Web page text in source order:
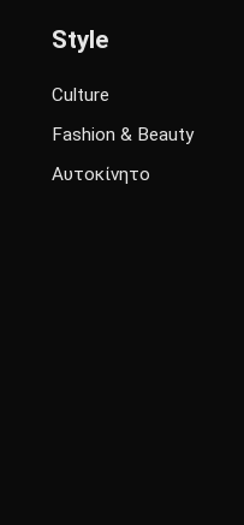
Style
Culture
Fashion & Beauty
Αυτοκίνητο